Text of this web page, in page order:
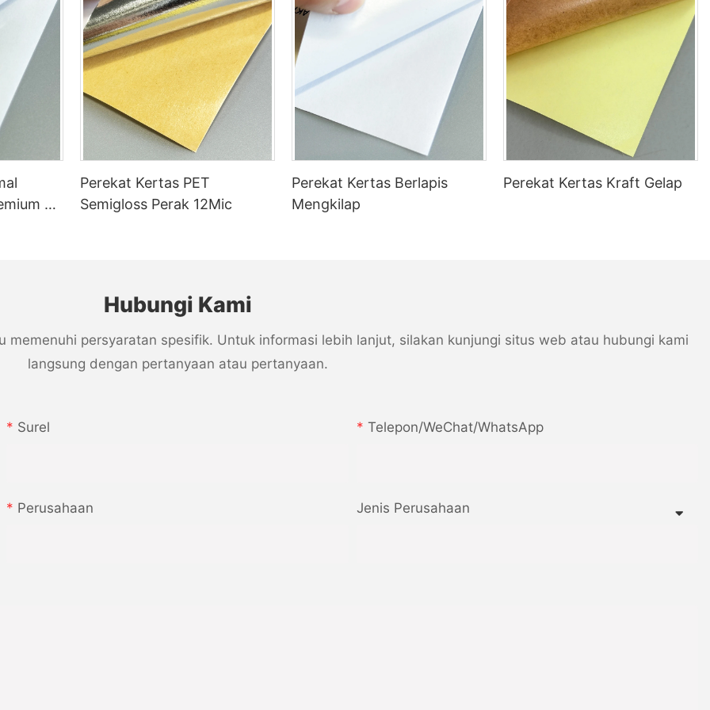
label yang salah (terlalu
sedikit tekanan).
melepaskan secara tidak
yang sesuai (sensitif
&
Perekat Kertas PET
Semigloss Perak 12Mic
Perekat Kertas Berlapis
Mengkilap
Perekat Kertas Kraft Gelap
Hubungi Kami
persyaratan spesifik. Untuk informasi lebih lanjut, silakan kunjungi situs web atau hubungi kami
langsung dengan pertanyaan atau pertanyaan.
Surel Telepon/WeChat/WhatsApp
Perusahaan Jenis Perusahaan